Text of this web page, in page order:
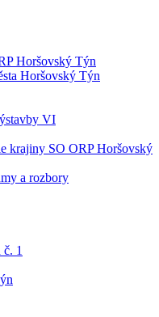
Horšovský Týn
Horšovský Týn
VI
krajiny SO ORP Horšovský
a rozbory
č. 1